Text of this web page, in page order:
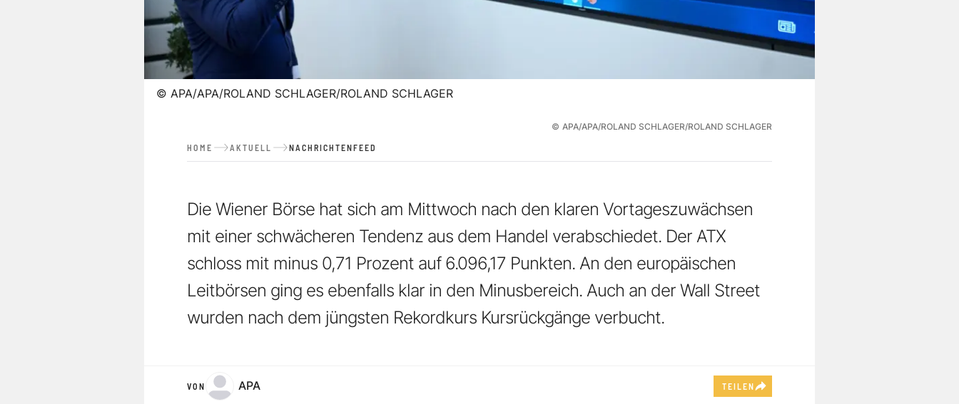
© APA/APA/ROLAND SCHLAGER/ROLAND SCHLAGER
© APA/APA/ROLAND SCHLAGER/ROLAND SCHLAGER
HOME AKTUELL NACHRICHTENFEED
Die Wiener Börse hat sich am Mittwoch nach den klaren Vortageszuwächsen
mit einer schwächeren Tendenz aus dem Handel verabschiedet. Der ATX
schloss mit minus 0,71 Prozent auf 6.096,17 Punkten. An den europäischen
Leitbörsen ging es ebenfalls klar in den Minusbereich. Auch an der Wall Street
wurden nach dem jüngsten Rekordkurs Kursrückgänge verbucht.
VON APA TEILEN